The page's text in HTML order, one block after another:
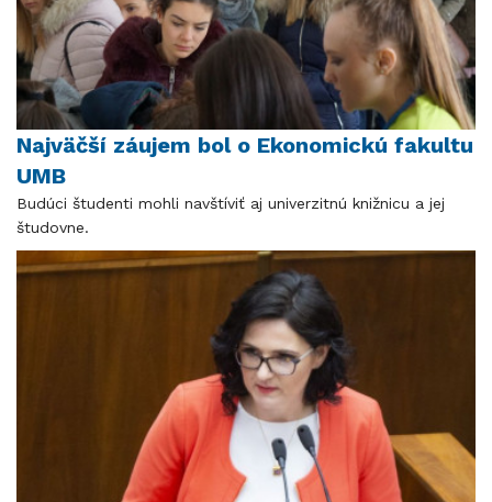
Najväčší záujem bol o Ekonomickú fakultu
UMB
Budúci študenti mohli navštíviť aj univerzitnú knižnicu a jej
študovne.